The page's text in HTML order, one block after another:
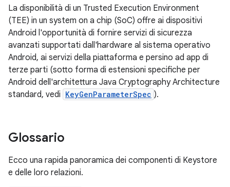
La disponibilità di un Trusted Execution Environment
(TEE) in un system on a chip (SoC) offre ai dispositivi
Android l'opportunità di fornire servizi di sicurezza
avanzati supportati dall'hardware al sistema operativo
Android, ai servizi della piattaforma e persino ad app di
terze parti (sotto forma di estensioni specifiche per
Android dell'architettura Java Cryptography Architecture
standard, vedi KeyGenParameterSpec ).
Glossario
Ecco una rapida panoramica dei componenti di Keystore
e delle loro relazioni.